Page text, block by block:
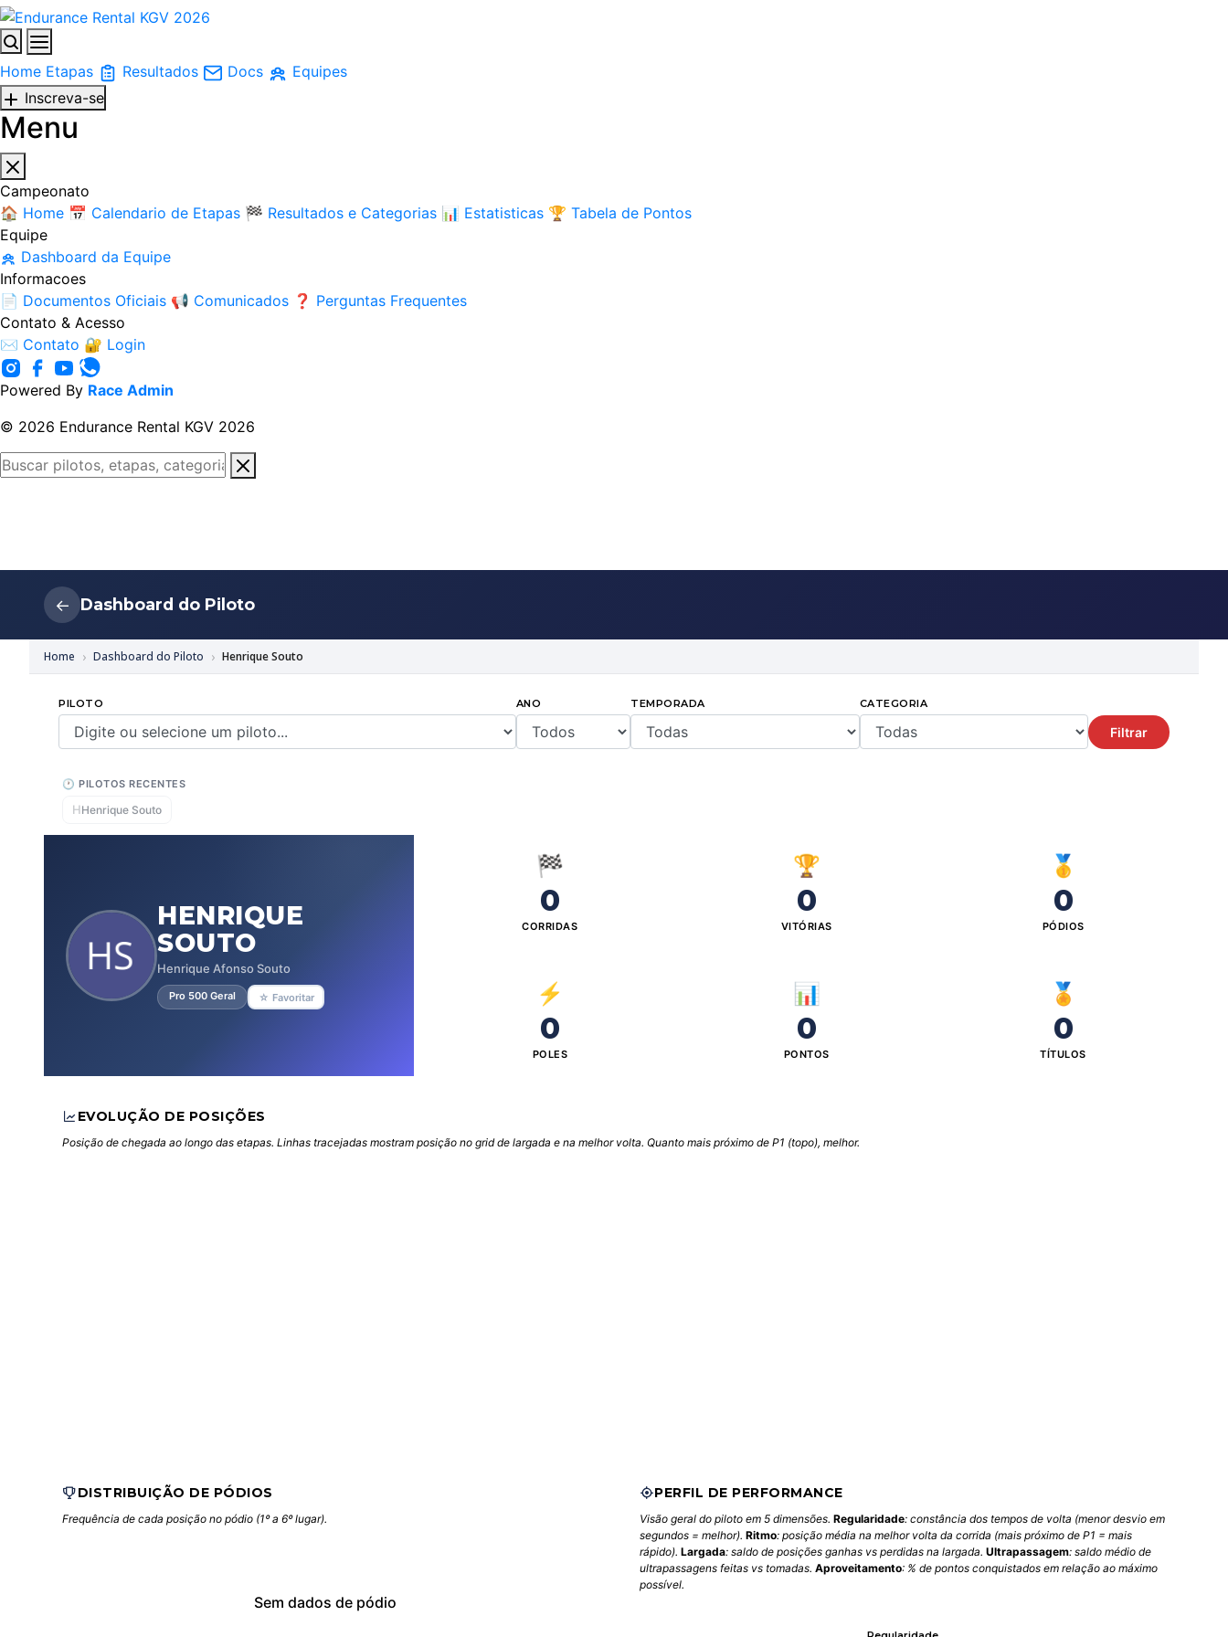
Home Etapas Resultados Docs
Equipes
Inscreva-se
Menu
Campeonato
🏠 Home 📅 Calendario de Etapas 🏁 Resultados e Categorias 📊 Estatisticas 🏆 Tabela de Pontos
Equipe
Dashboard da Equipe
Informacoes
📄 Documentos Oficiais 📢 Comunicados ❓ Perguntas Frequentes
Contato & Acesso
✉️ Contato 🔐 Login
Powered By Race Admin
© 2026 Endurance Rental KGV 2026
← Dashboard do Piloto
Home Dashboard do Piloto Henrique Souto
PILOTO ANO TEMPORADA CATEGORIA
Filtrar
🕐 PILOTOS RECENTES
HHenrique Souto
HENRIQUE
SOUTO
Henrique Afonso Souto
Pro 500 Geral ☆ Favoritar
🏁
0
CORRIDAS
🏆
0
VITÓRIAS
🥇
0
PÓDIOS
⚡
0
POLES
📊
0
PONTOS
🏅
0
TÍTULOS
EVOLUÇÃO DE POSIÇÕES
Posição de chegada ao longo das etapas. Linhas tracejadas mostram posição no grid de largada e na melhor volta. Quanto mais próximo de P1 (topo), melhor.
DISTRIBUIÇÃO DE PÓDIOS
Frequência de cada posição no pódio (1º a 6º lugar).
Sem dados de pódio
PERFIL DE PERFORMANCE
Visão geral do piloto em 5 dimensões. Regularidade: constância dos tempos de volta (menor desvio em
segundos = melhor). Ritmo: posição média na melhor volta da corrida (mais próximo de P1 = mais
rápido). Largada: saldo de posições ganhas vs perdidas na largada. Ultrapassagem: saldo médio de
ultrapassagens feitas vs tomadas. Aproveitamento: % de pontos conquistados em relação ao máximo
possível.